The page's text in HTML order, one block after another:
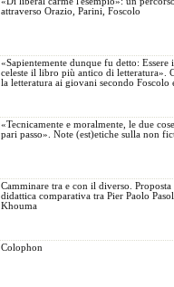
attraverso Orazio, Parini, Foscolo
«Sapientemente dunque fu detto: Essere
celeste il libro più antico di letteratura».
la letteratura ai giovani secondo Foscolo
«Tecnicamente e moralmente, le due
pari passo». Note (est)etiche sulla non
Camminare tra e con il diverso. Proposta
didattica comparativa tra Pier Paolo
Khouma
Colophon